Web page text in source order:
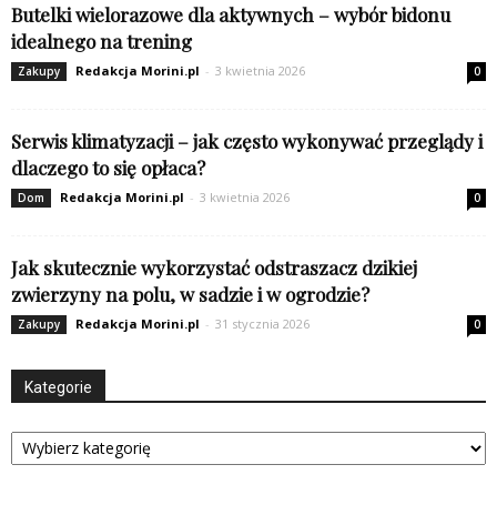
Butelki wielorazowe dla aktywnych – wybór bidonu
idealnego na trening
Zakupy Redakcja Morini.pl - 3 kwietnia 2026 0
Serwis klimatyzacji – jak często wykonywać przeglądy i
dlaczego to się opłaca?
Dom Redakcja Morini.pl - 3 kwietnia 2026 0
Jak skutecznie wykorzystać odstraszacz dzikiej
zwierzyny na polu, w sadzie i w ogrodzie?
Zakupy Redakcja Morini.pl - 31 stycznia 2026 0
Kategorie
Kategorie